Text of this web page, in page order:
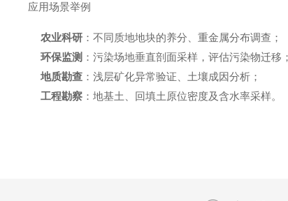
应用场景举例
农业科研 ：不同质地地块的养分、重金属分布调查；
环保监测 ：污染场地垂直剖面采样，评估污染物迁移；
地质勘查 ：浅层矿化异常验证、土壤成因分析；
工程勘察 ：地基土、回填土原位密度及含水率采样。